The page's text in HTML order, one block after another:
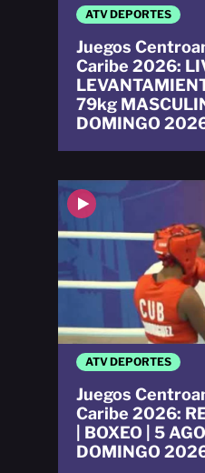
ATV DEPORTES
Juegos
Caribe 2026:
79kg
DOMINGO
ATV DEPORTES
Juegos
Caribe 2026:
| BOXEO | 5
DOMINGO